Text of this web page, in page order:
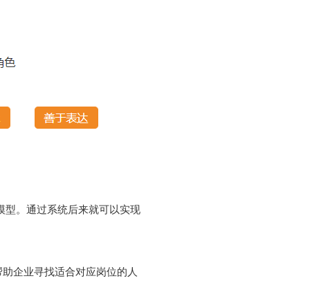
。通过系统后来就可以实现
企业寻找适合对应岗位的人